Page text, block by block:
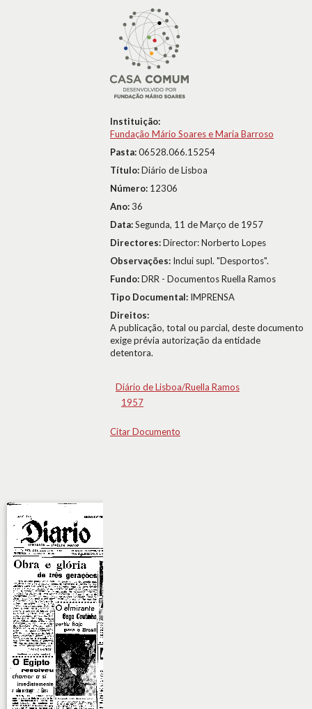
Instituição:
Fundação Mário Soares e Maria Barroso
Pasta:06528.066.15254
Título:Diário de Lisboa
Número: 12306
Ano:36
Data:Segunda, 11 de Março de 1957
Directores:Director: Norberto Lopes
Observações: Inclui supl. "Desportos".
Fundo:DRR - Documentos Ruella Ramos
Tipo Documental: IMPRENSA
Direitos:
A publicação, total ou parcial, deste documento
exige prévia autorização da entidade
detentora.
Diário de Lisboa/Ruella Ramos
1957
Citar Documento